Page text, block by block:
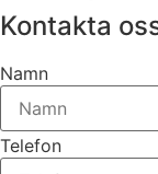
Kontakta
Namn
Telefon